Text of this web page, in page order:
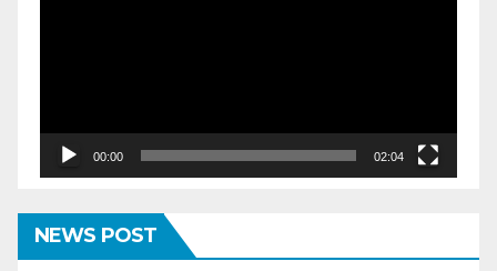
00:00 02:04
NEWS POST